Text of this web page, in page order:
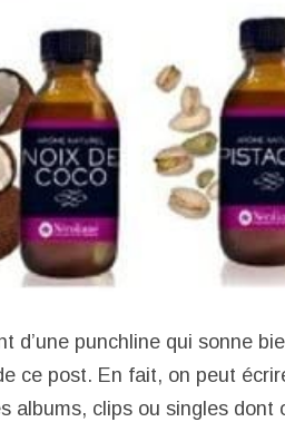
d’une punchline qui sonne
ce post. En fait, on peut
albums, clips ou singles dont